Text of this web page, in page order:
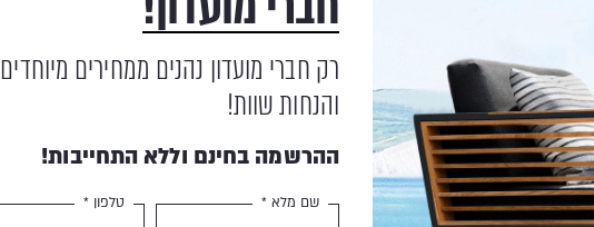
מוצרים נוספיםשעשויים לעניין אותך
רק חברי מועדון נהנים ממחירים מיוחדים
והנחות שוות!
ההרשמה בחינם וללא התחייבות!
שם מלא * טלפון *